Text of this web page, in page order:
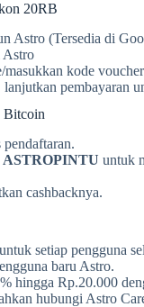
20RB
Astro (Tersedia di
Astro
masukkan kode voucher
pembayaran
Bitcoin
ASTROPINTU untuk
cashbacknya.
setiap pengguna
baru Astro.
hingga Rp.20.000
hubungi Astro